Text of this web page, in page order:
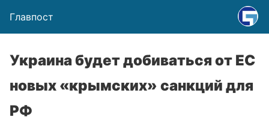
Главпост
Украина будет добиваться от ЕС
новых «крымских» санкций для
РФ